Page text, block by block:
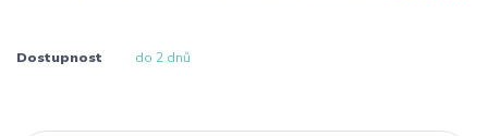
Dostupnost do 2 dnů